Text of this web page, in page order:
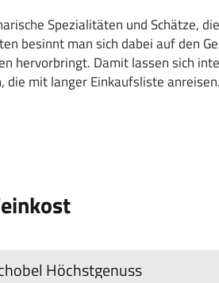
Spezialitäten und Schätze,
besinnt man sich dabei auf den
hervorbringt. Damit lassen sich
die mit langer Einkaufsliste anreisen.
Höchstgenuss